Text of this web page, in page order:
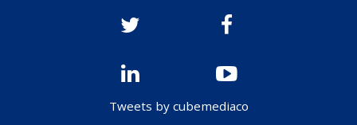
Tweets by cubemediaco